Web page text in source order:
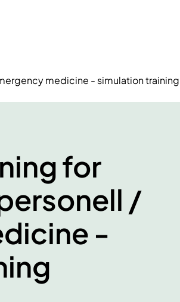
medicine - simulation training
for
/
-